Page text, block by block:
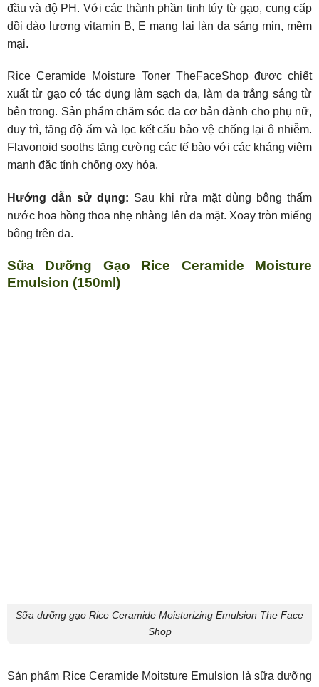
đầu và độ PH. Với các thành phần tinh túy từ gạo, cung cấp
dồi dào lượng vitamin B, E mang lại làn da sáng mịn, mềm
mại.
Rice Ceramide Moisture Toner TheFaceShop được chiết
xuất từ gạo có tác dụng làm sạch da, làm da trắng sáng từ
bên trong. Sản phẩm chăm sóc da cơ bản dành cho phụ nữ,
duy trì, tăng độ ẩm và lọc kết cấu bảo vệ chống lại ô nhiễm.
Flavonoid sooths tăng cường các tế bào với các kháng viêm
mạnh đặc tính chống oxy hóa.
Hướng dẫn sử dụng: Sau khi rửa mặt dùng bông thấm
nước hoa hồng thoa nhẹ nhàng lên da mặt. Xoay tròn miếng
bông trên da.
Sữa Dưỡng Gạo Rice Ceramide Moisture
Emulsion (150ml)
Sữa dưỡng gạo Rice Ceramide Moisturizing Emulsion The Face
Shop
Sản phẩm Rice Ceramide Moitsture Emulsion là sữa dưỡng